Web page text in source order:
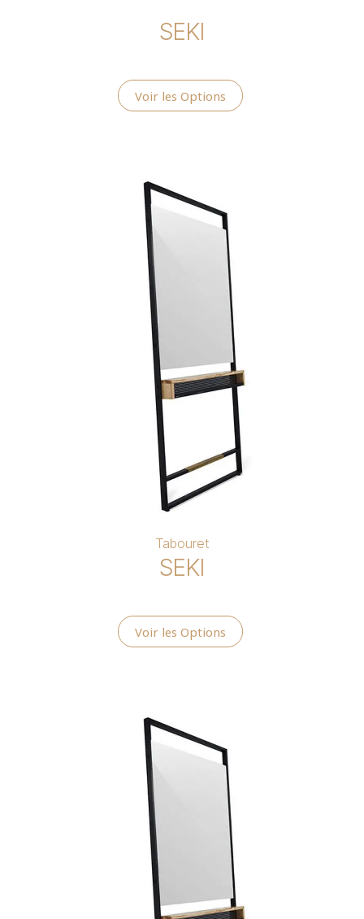
SEKI
Voir les Options
Tabouret
SEKI
Voir les Options